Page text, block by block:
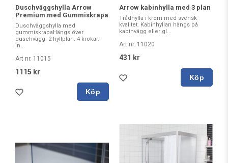
Duschväggshylla Arrow
Premium med Gummiskrapa
Duschväggshylla med
gummiskrapaHängs över
duschvägg. 2 hyllplan. 4 krokar.
In...
Art nr. 11015
1115 kr
Köp
Arrow kabinhylla med 3 plan
Trådhylla i krom med svensk
kvalitet. Kabinhyllan hängs på
kabinvägg eller gl...
Art nr. 11020
431 kr
Köp